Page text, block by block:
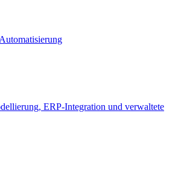
ERP-Integration und verwaltete